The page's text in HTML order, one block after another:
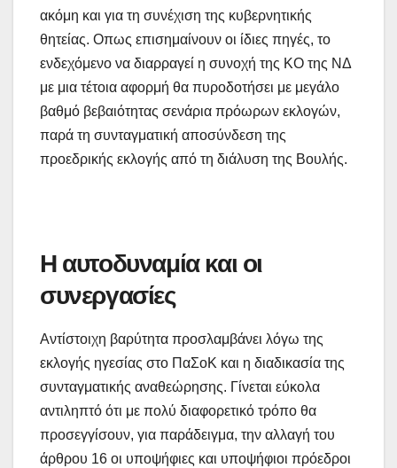
ακόμη και για τη συνέχιση της κυβερνητικής
θητείας. Οπως επισημαίνουν οι ίδιες πηγές, το
ενδεχόμενο να διαρραγεί η συνοχή της ΚΟ της ΝΔ
με μια τέτοια αφορμή θα πυροδοτήσει με μεγάλο
βαθμό βεβαιότητας σενάρια πρόωρων εκλογών,
παρά τη συνταγματική αποσύνδεση της
προεδρικής εκλογής από τη διάλυση της Βουλής.
Η αυτοδυναμία και οι
συνεργασίες
Αντίστοιχη βαρύτητα προσλαμβάνει λόγω της
εκλογής ηγεσίας στο ΠαΣοΚ και η διαδικασία της
συνταγματικής αναθεώρησης. Γίνεται εύκολα
αντιληπτό ότι με πολύ διαφορετικό τρόπο θα
προσεγγίσουν, για παράδειγμα, την αλλαγή του
άρθρου 16 οι υποψήφιες και υποψήφιοι πρόεδροι